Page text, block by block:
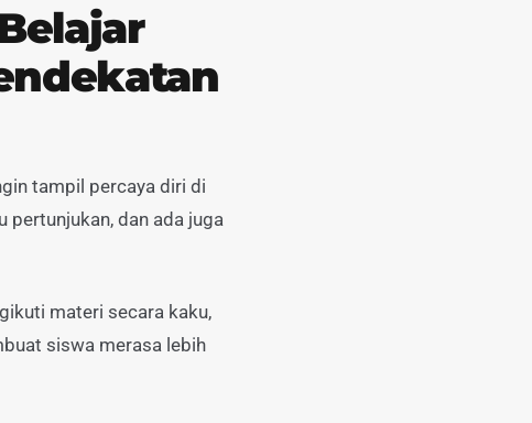
tampil percaya diri di
pertunjukan, dan ada juga
materi secara kaku,
siswa merasa lebih